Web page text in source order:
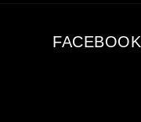
FACEBOOK